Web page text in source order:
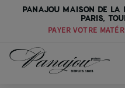
PANAJOU MAISON DE LA
PARIS,
PAYER VOTRE